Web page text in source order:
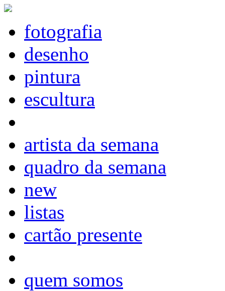
fotografia
desenho
pintura
escultura
artista da semana
quadro da semana
new
listas
cartão presente
quem somos